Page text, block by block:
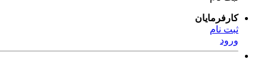
کارفرمایان
ثبت نام
ورود